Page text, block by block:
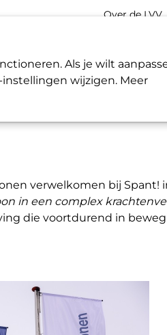
Als je wilt
wijzigen. Meer
Werkgevers /
Meta
Over de LVV
verwelkomen bij Spant!
in een complex
die voortdurend in